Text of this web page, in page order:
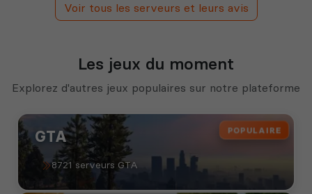
Voir tous les serveurs et leurs avis
Les jeux du moment
Explorez d'autres jeux populaires sur notre plateforme
POPULAIRE
GTA
8721 serveurs GTA